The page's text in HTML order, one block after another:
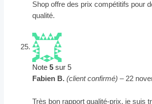
Shop offre des prix compétitifs pour
qualité.
Note5 sur 5
Fabien B.(client confirmé) – 22
Très bon rapport qualité-prix, je suis